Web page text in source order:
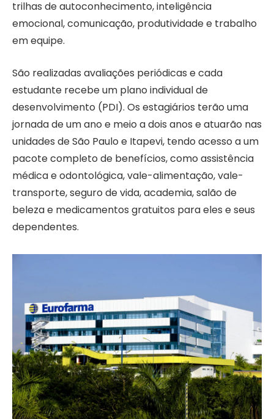
trilhas de autoconhecimento, inteligência
emocional, comunicação, produtividade e trabalho
em equipe.
São realizadas avaliações periódicas e cada
estudante recebe um plano individual de
desenvolvimento (PDI). Os estagiários terão uma
jornada de um ano e meio a dois anos e atuarão nas
unidades de São Paulo e Itapevi, tendo acesso a um
pacote completo de benefícios, como assistência
médica e odontológica, vale-alimentação, vale-
transporte, seguro de vida, academia, salão de
beleza e medicamentos gratuitos para eles e seus
dependentes.